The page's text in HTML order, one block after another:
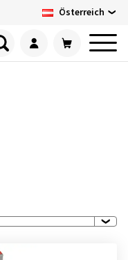
Österreich